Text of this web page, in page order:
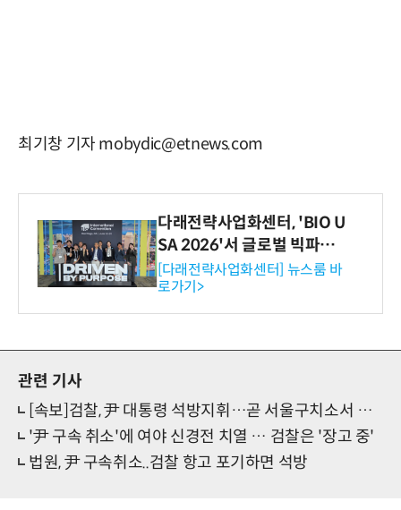
최기창 기자 mobydic@etnews.com
다래전략사업화센터, 'BIO U
SA 2026'서 글로벌 빅파마
와의 비즈니스 미팅 지원…K
-바이오 해외 진출 교두보 확
보
[다래전략사업화센터] 뉴스룸 바
로가기>
관련 기사
[속보]검찰, 尹 대통령 석방지휘…곧 서울구치소서 귀가
'尹 구속 취소'에 여야 신경전 치열 … 검찰은 '장고 중'
법원, 尹 구속취소..검찰 항고 포기하면 석방